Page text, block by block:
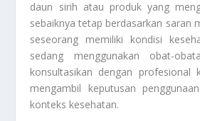
daun sirih atau produk yang
sebaiknya tetap berdasarkan saran
seseorang memiliki kondisi
sedang menggunakan obat-
konsultasikan dengan profesional
mengambil keputusan
konteks kesehatan.